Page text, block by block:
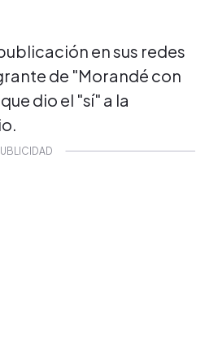
en sus redes
de "Morandé con
dio el "sí" a la